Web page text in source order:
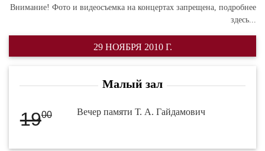
Внимание! Фото и видеосъемка на концертах запрещена, подробнее
здесь...
29 НОЯБРЯ 2010 Г.
Малый зал
1900 Вечер памяти Т. А. Гайдамович